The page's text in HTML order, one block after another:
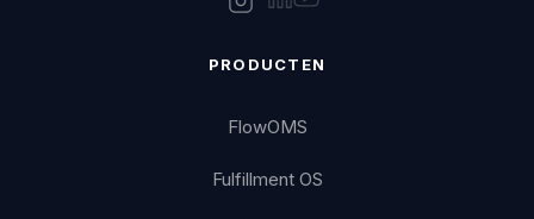
PRODUCTEN
FlowOMS
Fulfillment OS